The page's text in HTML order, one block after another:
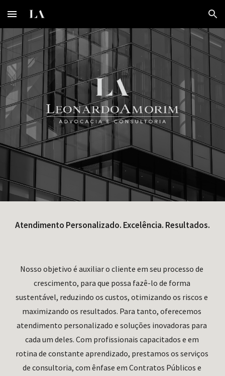
Skip to main content Skip to navigation
Atendimento Personalizado. Excelência. Resultados.
Nosso objetivo é auxiliar o cliente em seu processo de
crescimento, para que possa fazê-lo de forma
sustentável, reduzindo os custos, otimizando os riscos e
maximizando os resultados. Para tanto, oferecemos
atendimento personalizado e soluções inovadoras para
cada um deles. Com profissionais capacitados e em
rotina de constante aprendizado, prestamos os serviços
de consultoria, com ênfase em Contratos Públicos e